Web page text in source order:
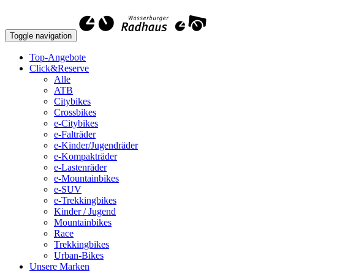
Toggle navigation
Top-Angebote
Click&Reserve
Alle
ATB
Citybikes
Crossbikes
e-Citybikes
e-Falträder
e-Kinder/Jugendräder
e-Kompakträder
e-Lastenräder
e-Mountainbikes
e-SUV
e-Trekkingbikes
Kinder / Jugend
Mountainbikes
Race
Trekkingbikes
Urban-Bikes
Unsere Marken